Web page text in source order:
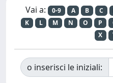
Vai a: 0-9 A B C
K
L M N O P
X
o inserisci le iniziali: